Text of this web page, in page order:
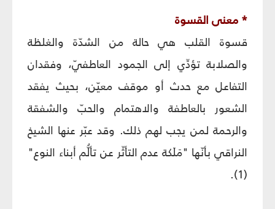
* معنى القسوة
قسوة القلب هي حالة من الشدّة والغلظة
والصلابة تؤدِّي إلى الجمود العاطفيّ، وفقدان
التفاعل مع حدث أو موقف معيّن، بحيث يفقد
الشعور بالعاطفة والاهتمام والحبّ والشفقة
والرحمة لمن يجب لهم ذلك. وقد عبّر عنها الشيخ
النراقي بأنّها "مَلَكة عدم التأثّر عن تألُّم أبناء النوع"
(1).